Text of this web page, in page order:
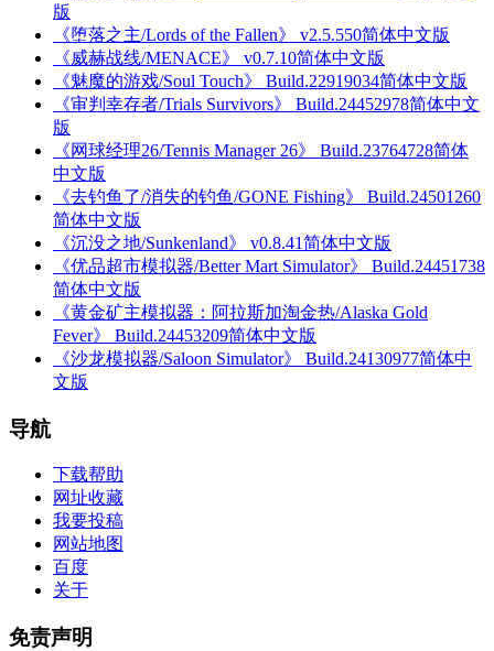
版
《堕落之主/Lords of the Fallen》 v2.5.550简体中文版
《威赫战线/MENACE》 v0.7.10简体中文版
《魅魔的游戏/Soul Touch》 Build.22919034简体中文版
《审判幸存者/Trials Survivors》 Build.24452978简体中文
版
《网球经理26/Tennis Manager 26》 Build.23764728简体
中文版
《去钓鱼了/消失的钓鱼/GONE Fishing》 Build.24501260
简体中文版
《沉没之地/Sunkenland》 v0.8.41简体中文版
《优品超市模拟器/Better Mart Simulator》 Build.24451738
简体中文版
《黄金矿主模拟器：阿拉斯加淘金热/Alaska Gold
Fever》 Build.24453209简体中文版
《沙龙模拟器/Saloon Simulator》 Build.24130977简体中
文版
导航
下载帮助
网址收藏
我要投稿
网站地图
百度
关于
免责声明